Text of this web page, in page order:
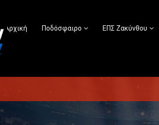
Αρχική Ποδόσφαιρο ΕΠΣ Ζακύνθου